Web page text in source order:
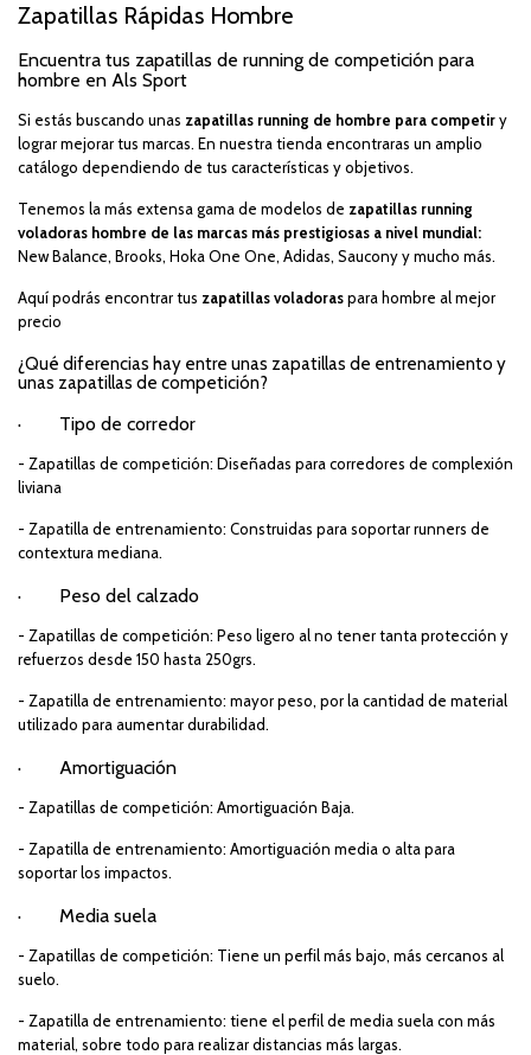
Zapatillas Rápidas Hombre
Encuentra tus zapatillas de running de competición para
hombre en Als Sport
Si estás buscando unas zapatillas running de hombre para competiry
lograr mejorar tus marcas. En nuestra tienda encontraras un amplio
catálogo dependiendo de tus características y objetivos.
Tenemos la más extensa gama de modelos de zapatillas running
voladoras hombre de las marcas más prestigiosas a nivel mundial:
New Balance, Brooks, Hoka One One, Adidas, Sauconyy mucho más.
Aquí podrás encontrar tus zapatillas voladoraspara hombre al mejor
precio
¿Qué diferencias hay entre unas zapatillas de entrenamiento y
unas zapatillas de competición?
· Tipo de corredor
- Zapatillas de competición: Diseñadas para corredores de complexión
liviana
- Zapatilla de entrenamiento: Construidas para soportar runners de
contextura mediana.
· Peso del calzado
- Zapatillas de competición: Peso ligero al no tener tanta protección y
refuerzos desde 150 hasta 250grs.
- Zapatilla de entrenamiento: mayor peso, por la cantidad de material
utilizado para aumentar durabilidad.
· Amortiguación
- Zapatillas de competición: Amortiguación Baja.
- Zapatilla de entrenamiento: Amortiguación media o alta para
soportar los impactos.
· Media suela
- Zapatillas de competición: Tiene un perfil más bajo, más cercanos al
suelo.
- Zapatilla de entrenamiento: tiene el perfil de media suela con más
material, sobre todo para realizar distancias más largas.